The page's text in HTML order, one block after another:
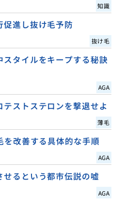
知識
進し抜け毛予防
抜け毛
タイルをキープする秘訣
AGA
ストステロンを撃退せよ
薄毛
を改善する具体的な手順
AGA
るという都市伝説の嘘
AGA